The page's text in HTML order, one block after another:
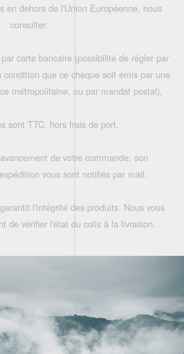
en dehors de l'Union Européenne, nous
consulter.
carte bancaire (possibilité de régler par
que ce chèque soit émis par une
métropolitaine, ou par mandat postal),
sont TTC, hors frais de port,
de votre commande: son
vous sont notifiés par mail.
l'intégrité des produits. Nous vous
de vérifier l'état du colis à la livraison.